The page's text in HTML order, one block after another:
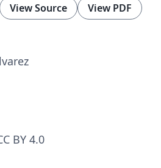
View Source View PDF
BY 4.0